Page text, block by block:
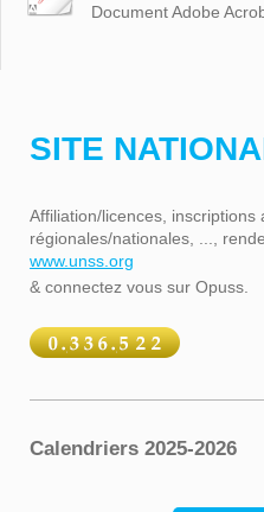
Document Adobe
SITE
Affiliation/licences,
régionales/nationales, ...,
www.unss.org
& connectez vous sur Opuss.
Calendriers 2025-2026